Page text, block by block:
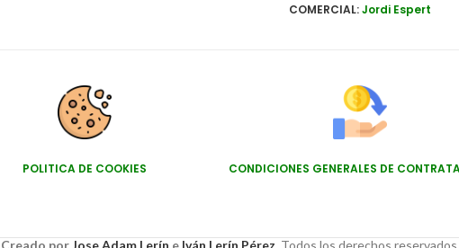
COMERCIAL:Jordi Espert
POLITICA DE COOKIES CONDICIONES GENERALES DE